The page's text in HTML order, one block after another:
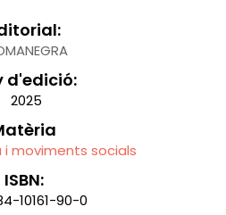
d'edició:
2025
moviments socials
ISBN:
10161-90-0